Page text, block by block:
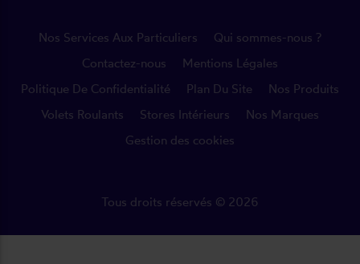
Nos Services Aux Particuliers
Qui sommes-nous ?
Contactez-nous
Mentions Légales
Politique De Confidentialité
Plan Du Site
Nos Produits
Volets Roulants
Stores Intérieurs
Nos Marques
Gestion des cookies
Tous droits réservés © 2026